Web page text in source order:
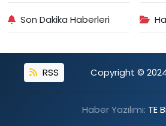
Son Dakika Haberleri
RSS Copyright © 2024.
Haber Yazılımı: TE